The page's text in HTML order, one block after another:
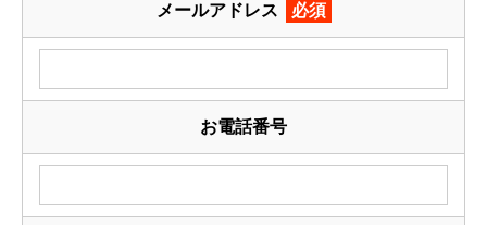
メールアドレス 必須
お電話番号